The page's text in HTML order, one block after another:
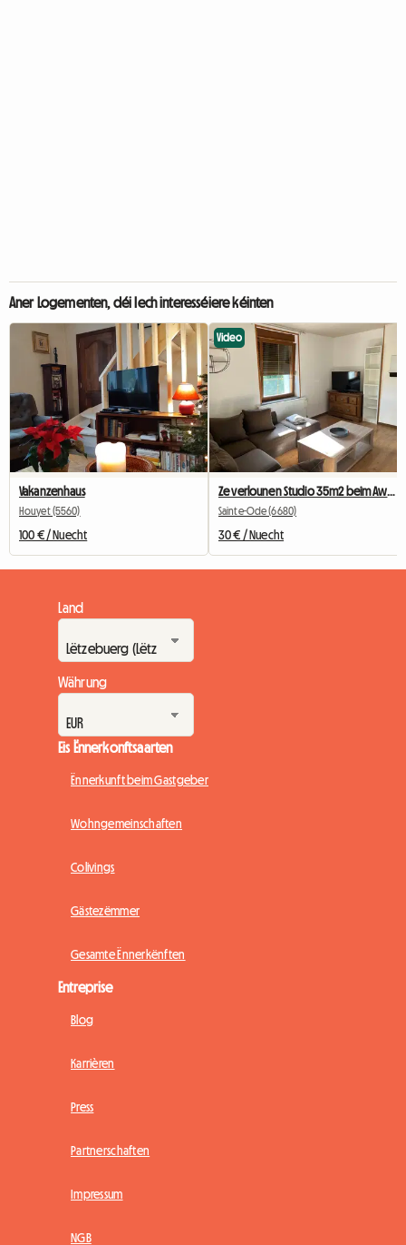
Aner Logementen, déi Iech interesséiere kéinten
Vakanzenhaus
Houyet (5560)
100 € / Nuecht
Video
Sainte-Ode (6680)
30 € / Nuecht
Land
Währung
Eis Ënnerkonftsaarten
Ënnerkunft beim Gastgeber
Wohngemeinschaften
Colivings
Gästezëmmer
Gesamte Ënnerkënften
Entreprise
Blog
Karrièren
Press
Partnerschaften
Impressum
NGB